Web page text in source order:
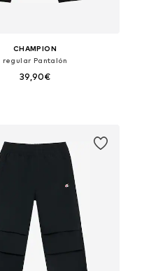
CHAMPION
regular Pantalón
39,90€